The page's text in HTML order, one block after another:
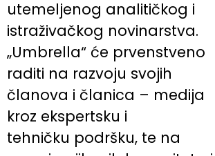
utemeljenog analitičkog i
istraživačkog novinarstva.
„Umbrella“ će prvenstveno
raditi na razvoju svojih
članova i članica – medija
kroz ekspertsku i
tehničku podršku, te na